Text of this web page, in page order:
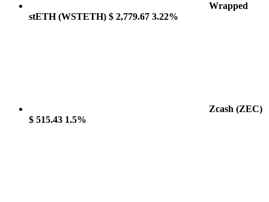
Wrapped
stETH(WSTETH) $ 2,779.67 3.22%
Zcash (ZEC)
$ 515.43 1.5%